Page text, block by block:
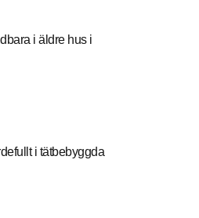
i äldre hus i
i tätbebyggda